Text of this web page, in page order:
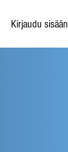
Kirjaudu sisään